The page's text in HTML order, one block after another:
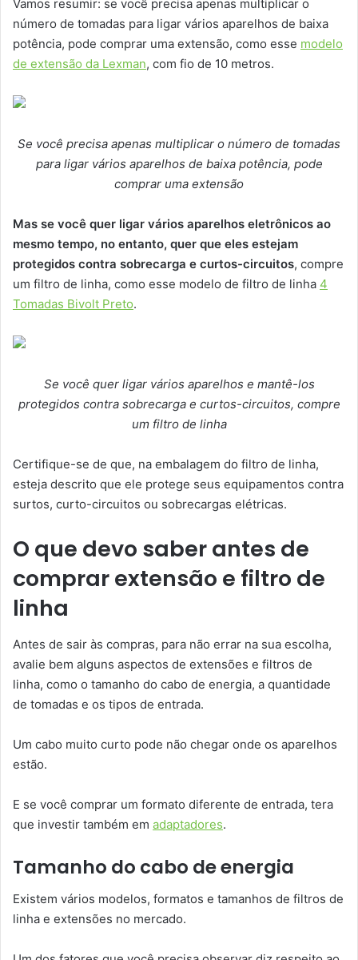
Vamos resumir: se você precisa apenas multiplicar o
número de tomadas para ligar vários aparelhos de baixa
potência, pode comprar uma extensão, como esse modelo
de extensão da Lexman, com fio de 10 metros.
Se você precisa apenas multiplicar o número de tomadas
para ligar vários aparelhos de baixa potência, pode
comprar uma extensão
Mas se você quer ligar vários aparelhos eletrônicos ao
mesmo tempo, no entanto, quer que eles estejam
protegidos contra sobrecarga e curtos-circuitos, compre
um filtro de linha, como esse modelo de filtro de linha 4
Tomadas Bivolt Preto.
Se você quer ligar vários aparelhos e mantê-los
protegidos contra sobrecarga e curtos-circuitos, compre
um filtro de linha
Certifique-se de que, na embalagem do filtro de linha,
esteja descrito que ele protege seus equipamentos contra
surtos, curto-circuitos ou sobrecargas elétricas.
O que devo saber antes de
comprar extensão e filtro de
linha
Antes de sair às compras, para não errar na sua escolha,
avalie bem alguns aspectos de extensões e filtros de
linha, como o tamanho do cabo de energia, a quantidade
de tomadas e os tipos de entrada.
Um cabo muito curto pode não chegar onde os aparelhos
estão.
E se você comprar um formato diferente de entrada, tera
que investir também em adaptadores.
Tamanho do cabo de energia
Existem vários modelos, formatos e tamanhos de filtros de
linha e extensões no mercado.